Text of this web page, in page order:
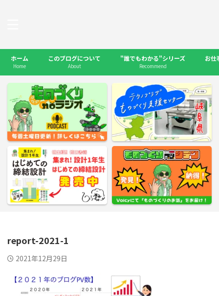
ホーム
Home
このブログについて
About
"誰でもわかる"シリーズ
Recommend
お仕
report-2021-1
2021年12月29日